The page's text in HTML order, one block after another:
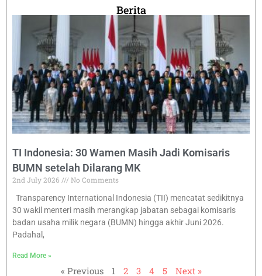
Berita
TI Indonesia: 30 Wamen Masih Jadi Komisaris
BUMN setelah Dilarang MK
2nd July 2026
No Comments
Transparency International Indonesia (TII) mencatat sedikitnya
30 wakil menteri masih merangkap jabatan sebagai komisaris
badan usaha milik negara (BUMN) hingga akhir Juni 2026.
Padahal,
Read More »
« Previous 1 2 3 4 5 Next »